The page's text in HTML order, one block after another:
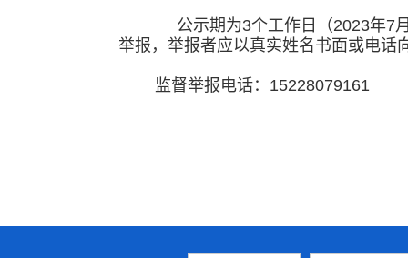
公示期为3个工作日（2023年7月
举报，举报者应以真实姓名书面或电话
监督举报电话：15228079161